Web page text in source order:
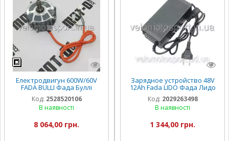
Електродвигун 600W/60V
FADA BULLI Фада Буллі
(FDET063LA-60)
Код: 2528520106
В наявності
8 064,00 грн.
Зарядное устройство 48V
12Ah Fada LIDO Фада Лидо
(FDEB03LA-48)
Код: 2029263498
В наявності
1 344,00 грн.